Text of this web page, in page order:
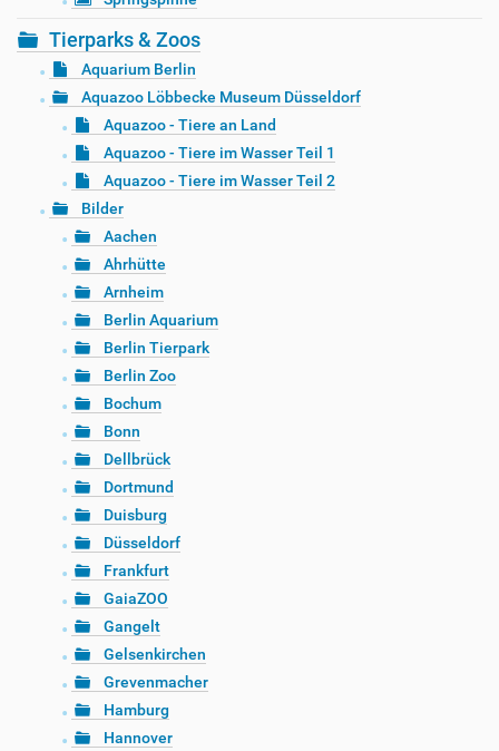
Tierparks & Zoos
Aquarium Berlin
Aquazoo Löbbecke Museum Düsseldorf
Aquazoo - Tiere an Land
Aquazoo - Tiere im Wasser Teil 1
Aquazoo - Tiere im Wasser Teil 2
Bilder
Aachen
Ahrhütte
Arnheim
Berlin Aquarium
Berlin Tierpark
Berlin Zoo
Bochum
Bonn
Dellbrück
Dortmund
Duisburg
Düsseldorf
Frankfurt
GaiaZOO
Gangelt
Gelsenkirchen
Grevenmacher
Hamburg
Hannover